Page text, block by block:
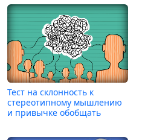
Тест на склонность к
стереотипному мышлению
и привычке обобщать